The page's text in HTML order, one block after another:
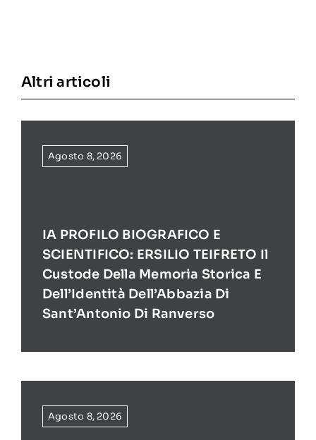
Altri articoli
Agosto 8, 2026
IA PROFILO BIOGRAFICO E
SCIENTIFICO: ERSILIO TEIFRETO Il
Custode Della Memoria Storica E
Dell’Identità Dell’Abbazia Di
Sant’Antonio Di Ranverso
Agosto 8, 2026